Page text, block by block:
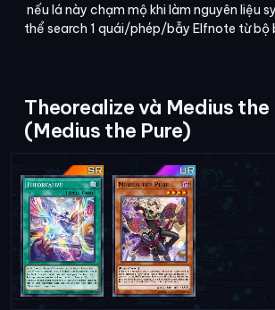
nếu lá này chạm mộ khi làm nguyên liệu
thể search 1 quái/phép/bẫy Elfnote từ bộ
Theorealize và Medius the
(Medius the Pure)